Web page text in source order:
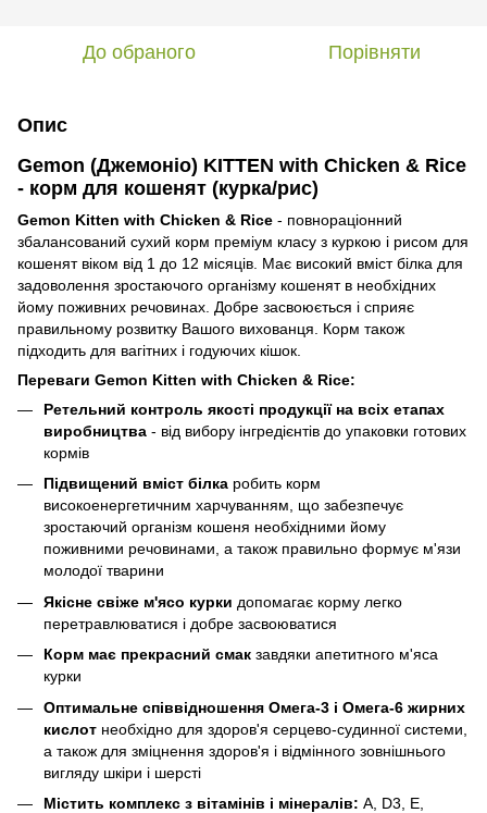
До обраного Порівняти
Опис
Gemon (Джемоніо) KITTEN with Chicken & Rice
- корм для кошенят (курка/рис)
Gemon Kitten with Chicken & Rice - повнораціонний
збалансований сухий корм преміум класу з куркою і рисом для
кошенят віком від 1 до 12 місяців. Має високий вміст білка для
задоволення зростаючого організму кошенят в необхідних
йому поживних речовинах. Добре засвоюється і сприяє
правильному розвитку Вашого вихованця. Корм також
підходить для вагітних і годуючих кішок.
Переваги Gemon Kitten with Chicken & Rice:
Ретельний контроль якості продукції на всіх етапах
виробництва - від вибору інгредієнтів до упаковки готових
кормів
Підвищений вміст білка робить корм
високоенергетичним харчуванням, що забезпечує
зростаючий організм кошеня необхідними йому
поживними речовинами, а також правильно формує м'язи
молодої тварини
Якісне свіже м'ясо курки допомагає корму легко
перетравлюватися і добре засвоюватися
Корм ​​має прекрасний смак завдяки апетитного м'яса
курки
Оптимальне співвідношення Омега-3 і Омега-6 жирних
кислот необхідно для здоров'я серцево-судинної системи,
а також для зміцнення здоров'я і відмінного зовнішнього
вигляду шкіри і шерсті
Містить комплекс з вітамінів і мінералів: А, D3, Е,